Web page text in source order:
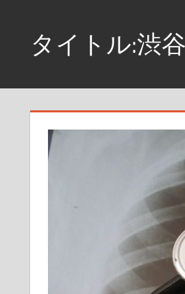
ツ
タイトル:渋
ト
レ